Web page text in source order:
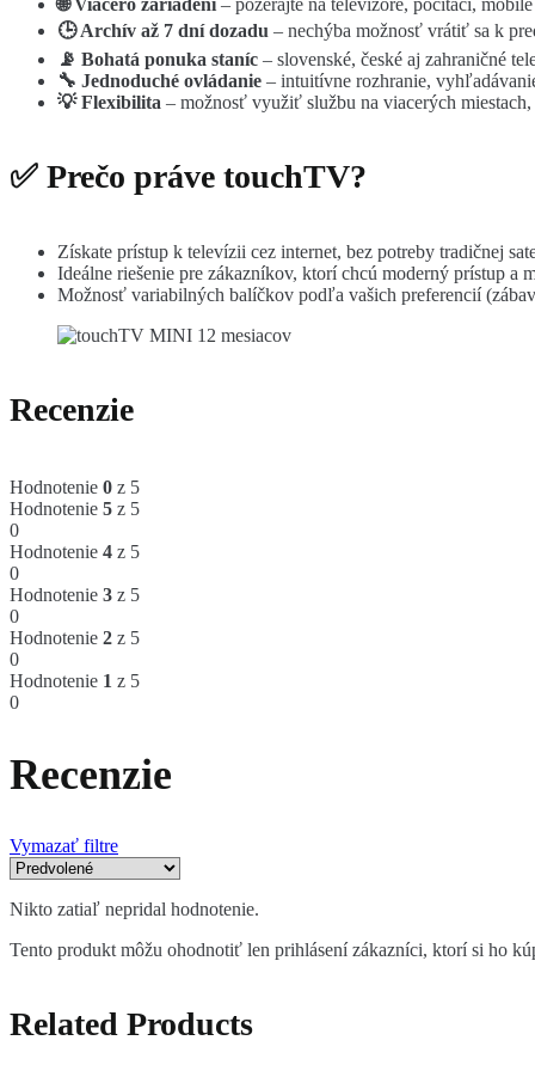
🕒 Archív až 7 dní dozadu – nechýba možnosť vrátiť sa k
📡 Bohatá ponuka staníc – slovenské, české aj zahraničné
🔧 Jednoduché ovládanie – intuitívne rozhranie,
💡 Flexibilita – možnosť využiť službu na viacerých
✅ Prečo práve touchTV?
Získate prístup k televízii cez internet, bez potreby tradičnej
Ideálne riešenie pre zákazníkov, ktorí chcú moderný prístup a
Možnosť variabilných balíčkov podľa vašich preferencií
Recenzie
Hodnotenie 0 z 5
Hodnotenie 5 z 5
0
Hodnotenie 4 z 5
0
Hodnotenie 3 z 5
0
Hodnotenie 2 z 5
0
Hodnotenie 1 z 5
0
Recenzie
Vymazať filtre
Nikto zatiaľ nepridal hodnotenie.
Tento produkt môžu ohodnotiť len prihlásení zákazníci, ktorí si ho
Related Products